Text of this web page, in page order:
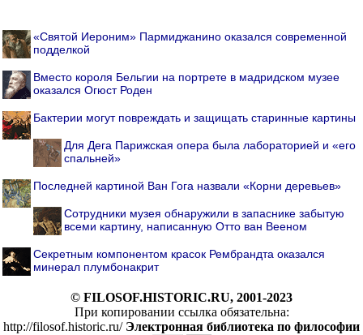
«Святой Иероним» Пармиджанино оказался современной
подделкой
Вместо короля Бельгии на портрете в мадридском музее
оказался Огюст Роден
Бактерии могут повреждать и защищать старинные картины
Для Дега Парижская опера была лабораторией и «его
спальней»
Последней картиной Ван Гога назвали «Корни деревьев»
Cотрудники музея обнаружили в запаснике забытую
всеми картину, написанную Отто ван Вееном
Секретным компонентом красок Рембрандта оказался
минерал плумбонакрит
© FILOSOF.HISTORIC.RU, 2001-2023
При копировании ссылка обязательна:
http://filosof.historic.ru/ Электронная библиотека по философии